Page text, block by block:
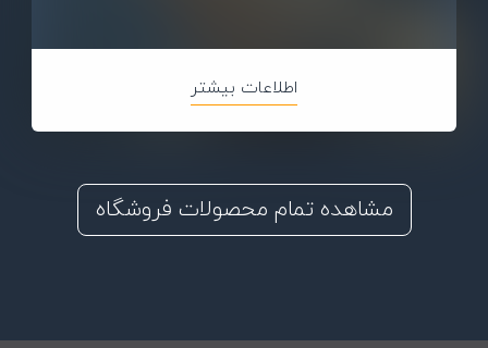
اطلاعات بیشتر
مشاهده تمام محصولات فروشگاه